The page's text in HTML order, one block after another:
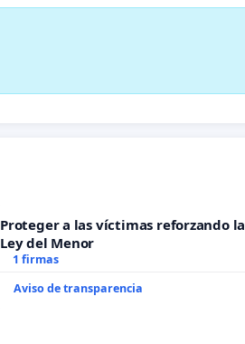
Proteger a las víctimas reforzando la
Ley del Menor
1 firmas
Aviso de transparencia